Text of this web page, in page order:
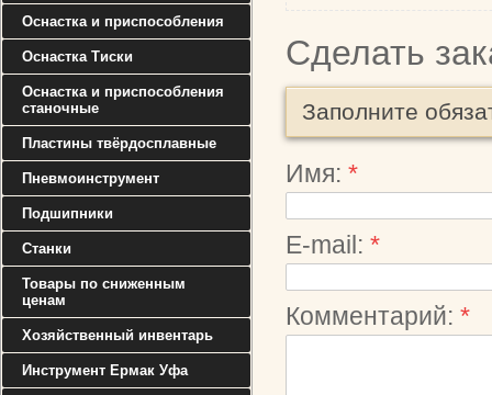
Оснастка и приспособления
Оснастка Тиски
Оснастка и приспособления
станочные
Пластины твёрдосплавные
Пневмоинструмент
Подшипники
Станки
Товары по сниженным
ценам
Хозяйственный инвентарь
Инструмент Ермак Уфа
Сделать
Заполните
Имя: *
E-mail: *
Комментарий: *